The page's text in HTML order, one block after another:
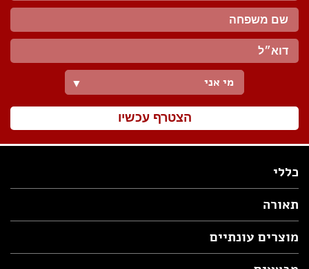
מי אני ▼
הצטרף עכשיו
כללי
תאורה
מוצרים עונתיים